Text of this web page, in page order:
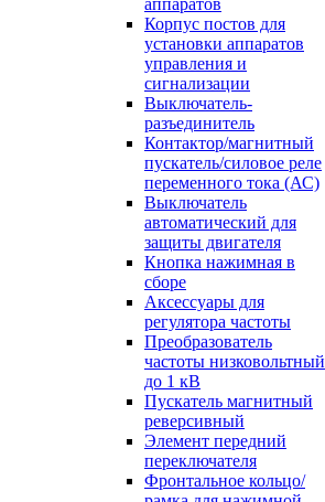
аппаратов
Корпус постов для
установки аппаратов
управления и
сигнализации
Выключатель-
разъединитель
Контактор/магнитный
пускатель/силовое реле
переменного тока (АС)
Выключатель
автоматический для
защиты двигателя
Кнопка нажимная в
сборе
Аксессуары для
регулятора частоты
Преобразователь
частоты низковольтный
до 1 кВ
Пускатель магнитный
реверсивный
Элемент передний
переключателя
Фронтальное кольцо/